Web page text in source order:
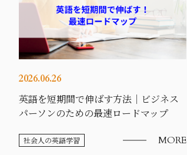
2026.06.26
英語を短期間で伸ばす方法｜ビジネス
パーソンのための最速ロードマップ
社会人の英語学習 MORE